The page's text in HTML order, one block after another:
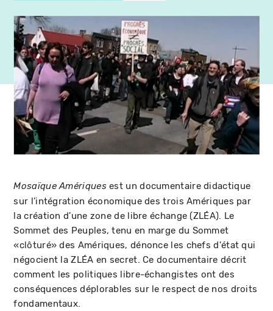
Mosaïque Amériquesest un documentaire didactique
sur l'intégration économique des trois Amériques par
la création d'une zone de libre échange (ZLÉA). Le
Sommet des Peuples, tenu en marge du Sommet
«clôturé» des Amériques, dénonce les chefs d'état qui
négocient la ZLÉA en secret. Ce documentaire décrit
comment les politiques libre-échangistes ont des
conséquences déplorables sur le respect de nos droits
fondamentaux.